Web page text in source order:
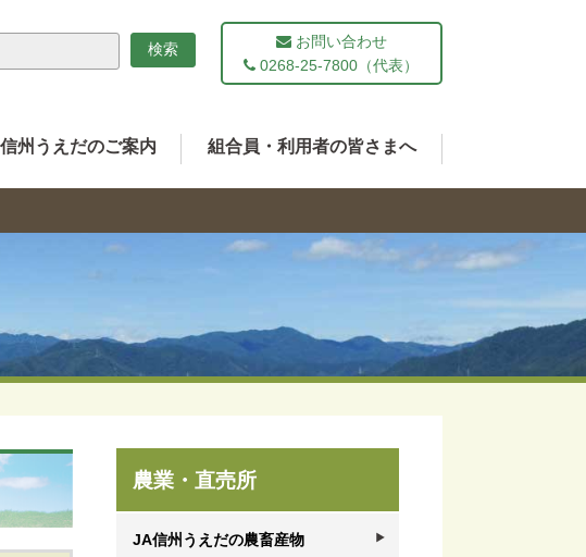
お問い合わせ
0268-25-7800（代表）
州うえだのご案内 組合員・利用者の皆さまへ
農業・直売所
JA信州うえだの農畜産物